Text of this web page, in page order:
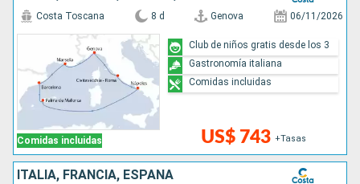
Comidas incluidas
Costa Toscana 8 d Genova 06/11/2026
US$ 743 +Tasas
Club de niños gratis desde los 3
Gastronomía italiana
Comidas incluidas
ITALIA, FRANCIA, ESPAÑA